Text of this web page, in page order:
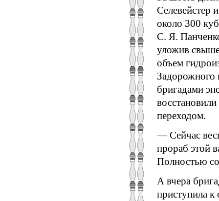
Селевейстер
около 300
С. Я.
уложив
объем
Задорожного
бригадами
переходом.
— Сейчас
прораб этой
Полностью
А вчера
приступила к